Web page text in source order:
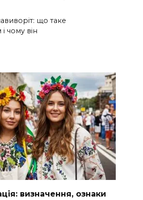
що таке
чому він
визначення, ознаки